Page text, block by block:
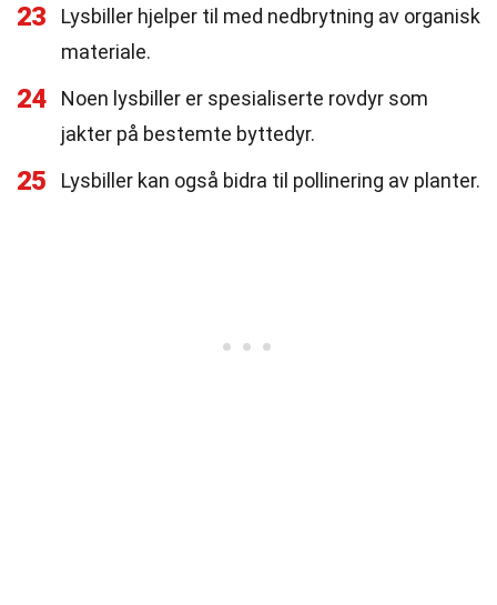
23
Lysbiller hjelper til med nedbrytning av organisk
materiale.
24
Noen lysbiller er spesialiserte rovdyr som
jakter på bestemte byttedyr.
25 Lysbiller kan også bidra til pollinering av planter.